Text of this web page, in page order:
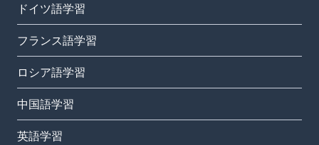
ドイツ語学習
フランス語学習
ロシア語学習
中国語学習
英語学習